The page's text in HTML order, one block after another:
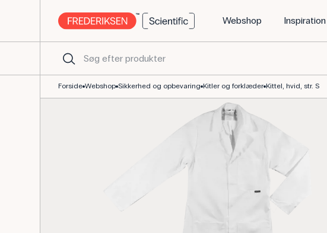
Webshop Inspiration
Forside Webshop Sikkerhed og opbevaring Kitler og forklæder Kittel, hvid, str. S